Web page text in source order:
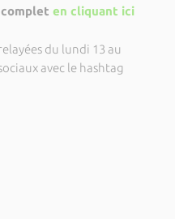
en cliquant ici
du lundi 13 au
avec le hashtag